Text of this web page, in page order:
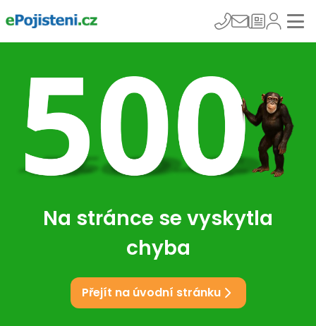
Na stránce se vyskytla
chyba
Přejít na úvodní stránku